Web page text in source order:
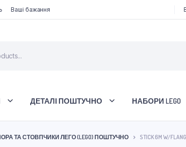
Ваші бажання
ДЕТАЛІ ПОШТУЧНО НАБОРИ LEGO
ТА СТОВПЧИКИ ЛЕГО (LEGO) ПОШТУЧНО STICK 6M W/